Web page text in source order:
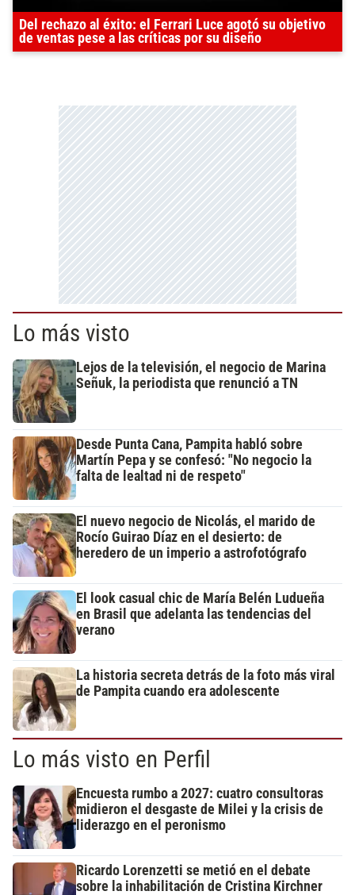
Del rechazo al éxito: el Ferrari Luce agotó su objetivo
de ventas pese a las críticas por su diseño
Lo más visto
Lejos de la televisión, el negocio de Marina
Señuk, la periodista que renunció a TN
Desde Punta Cana, Pampita habló sobre
Martín Pepa y se confesó: "No negocio la
falta de lealtad ni de respeto"
El nuevo negocio de Nicolás, el marido de
Rocío Guirao Díaz en el desierto: de
heredero de un imperio a astrofotógrafo
El look casual chic de María Belén Ludueña
en Brasil que adelanta las tendencias del
verano
La historia secreta detrás de la foto más viral
de Pampita cuando era adolescente
Lo más visto en Perfil
Encuesta rumbo a 2027: cuatro consultoras
midieron el desgaste de Milei y la crisis de
liderazgo en el peronismo
Ricardo Lorenzetti se metió en el debate
sobre la inhabilitación de Cristina Kirchner